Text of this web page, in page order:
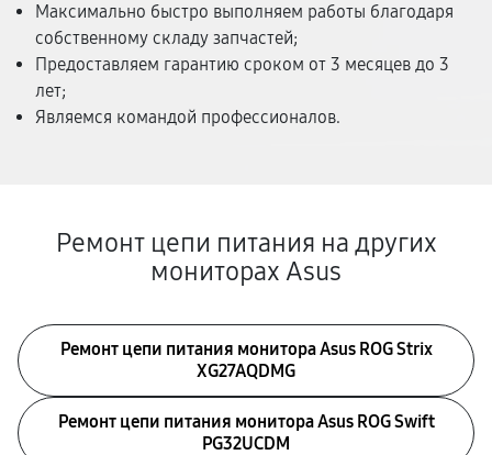
Максимально быстро выполняем работы благодаря
собственному складу запчастей;
Предоставляем гарантию сроком от 3 месяцев до 3
лет;
Являемся командой профессионалов.
Ремонт цепи питания на других
мониторах Asus
Ремонт цепи питания монитора Asus ROG Strix
XG27AQDMG
Ремонт цепи питания монитора Asus ROG Swift
PG32UCDM